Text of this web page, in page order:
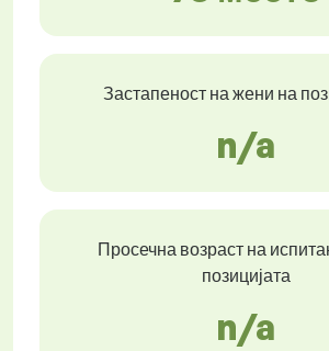
Застапеност на жени на
n/a
Просечна возраст на
позицијата
n/a